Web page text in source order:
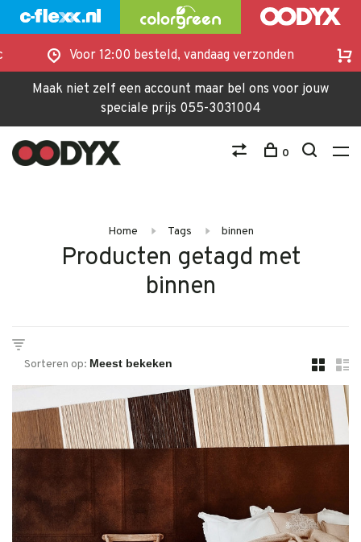
Voor 12:00 besteld, vandaag verzonden Betalen
Maak niet zelf een account maar bel ons voor jouw
speciale prijs 055-3031004
0
Home Tags binnen
Producten getagd met
binnen
Sorteren op: